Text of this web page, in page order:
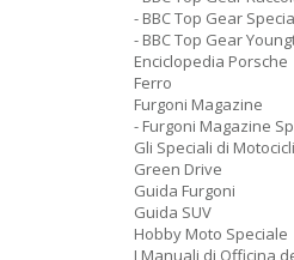
- BBC Top Gear
- BBC Top Gear
Enciclopedia Porsche
Ferro
Furgoni Magazine
- Furgoni Magazine
Gli Speciali di
Green Drive
Guida Furgoni
Guida SUV
Hobby Moto Speciale
I Manuali di Officina